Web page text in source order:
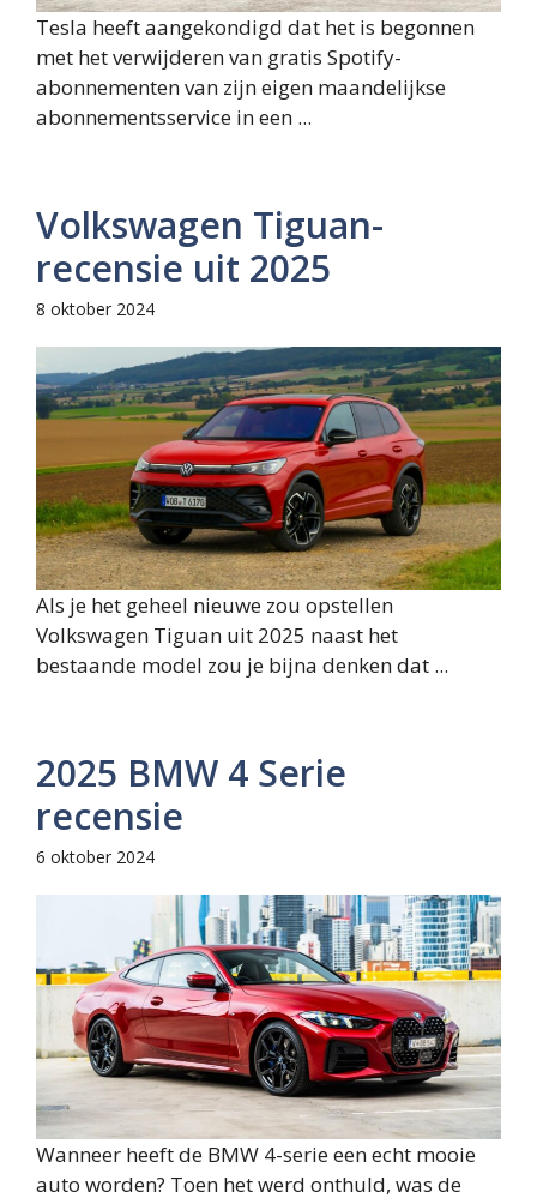
Tesla heeft aangekondigd dat het is begonnen
met het verwijderen van gratis Spotify-
abonnementen van zijn eigen maandelijkse
abonnementsservice in een ...
Volkswagen Tiguan-
recensie uit 2025
8 oktober 2024
Als je het geheel nieuwe zou opstellen
Volkswagen Tiguan uit 2025 naast het
bestaande model zou je bijna denken dat ...
2025 BMW 4 Serie
recensie
6 oktober 2024
Wanneer heeft de BMW 4-serie een echt mooie
auto worden? Toen het werd onthuld, was de